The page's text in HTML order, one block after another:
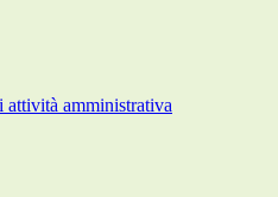
attività amministrativa